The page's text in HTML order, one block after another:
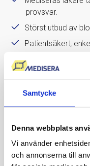
Samtycke
Denna webbplats
Vi använder
och annonserna till
provsvar.
Störst utbud av
Patientsäkert,
Grundat av
Nature.
i fokus